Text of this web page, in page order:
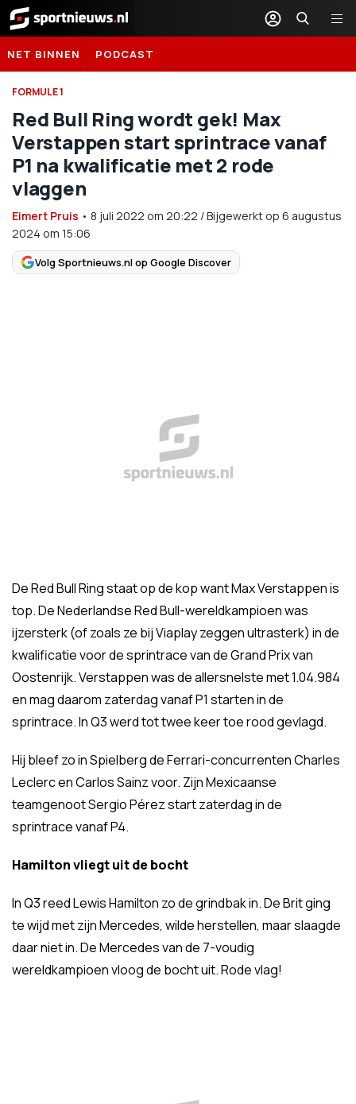
Sportnieuws.nl
NET BINNEN PODCAST
FORMULE 1
Red Bull Ring wordt gek! Max
Verstappen start sprintrace vanaf
P1 na kwalificatie met 2 rode
vlaggen
Eimert Pruis • 8 juli 2022 om 20:22 /Bijgewerkt op 6 augustus
2024 om 15:06
Volg Sportnieuws.nl op Google Discover
De Red Bull Ring staat op de kop want Max Verstappen is
top. De Nederlandse Red Bull-wereldkampioen was
ijzersterk (of zoals ze bij Viaplay zeggen ultrasterk) in de
kwalificatie voor de sprintrace van de Grand Prix van
Oostenrijk. Verstappen was de allersnelste met 1.04.984
en mag daarom zaterdag vanaf P1 starten in de
sprintrace. In Q3 werd tot twee keer toe rood gevlagd.
Hij bleef zo in Spielberg de Ferrari-concurrenten Charles
Leclerc en Carlos Sainz voor. Zijn Mexicaanse
teamgenoot Sergio Pérez start zaterdag in de
sprintrace vanaf P4.
Hamilton vliegt uit de bocht
In Q3 reed Lewis Hamilton zo de grindbak in. De Brit ging
te wijd met zijn Mercedes, wilde herstellen, maar slaagde
daar niet in. De Mercedes van de 7-voudig
wereldkampioen vloog de bocht uit. Rode vlag!